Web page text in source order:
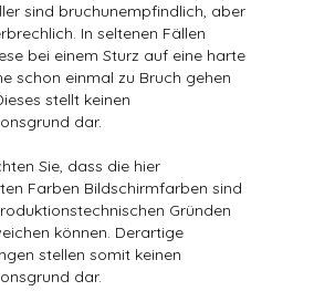
sind bruchunempfindlich, aber
In seltenen Fällen
bei einem Sturz auf eine harte
schon einmal zu Bruch gehen
stellt keinen
dar.
Sie, dass die hier
Farben Bildschirmfarben sind
Gründen
können. Derartige
stellen somit keinen
dar.